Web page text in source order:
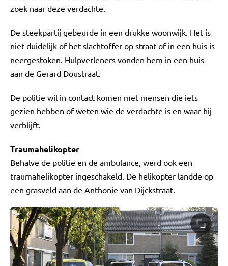
zoek naar deze verdachte.
De steekpartij gebeurde in een drukke woonwijk. Het is
niet duidelijk of het slachtoffer op straat of in een huis is
neergestoken. Hulpverleners vonden hem in een huis
aan de Gerard Doustraat.
De politie wil in contact komen met mensen die iets
gezien hebben of weten wie de verdachte is en waar hij
verblijft.
Traumahelikopter
Behalve de politie en de ambulance, werd ook een
traumahelikopter ingeschakeld. De helikopter landde op
een grasveld aan de Anthonie van Dijckstraat.